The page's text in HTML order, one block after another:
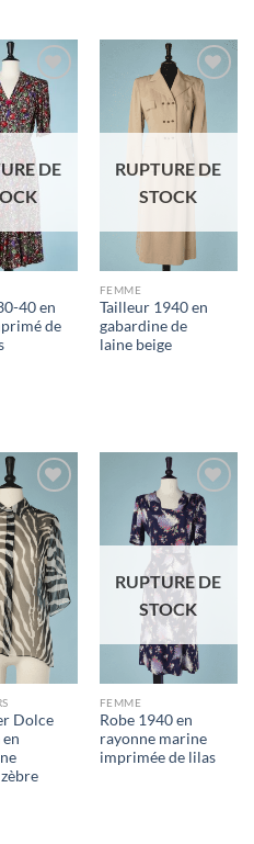
Ajouter
à la liste
d'envies
DE
40 en
de
Ajouter
à la liste
d'envies
RUPTURE DE
STOCK
FEMME
Tailleur 1940 en
gabardine de
laine beige
Ajouter
à la liste
d'envies
Dolce
Ajouter
à la liste
d'envies
RUPTURE DE
STOCK
FEMME
Robe 1940 en
rayonne marine
imprimée de lilas